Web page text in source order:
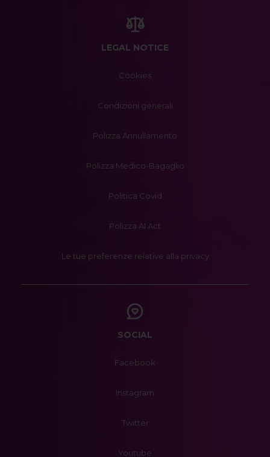
LEGAL NOTICE
Cookies
Condizioni generali
Polizza Annullamento
Polizza Medico-Bagaglio
Politica Covid
Polizza AI Act
Le tue preferenze relative alla privacy
SOCIAL
Facebook
Instagram
Twitter
Youtube